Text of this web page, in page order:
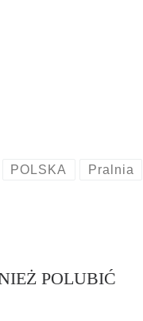
POLSKA Pralnia
POLUBIĆ